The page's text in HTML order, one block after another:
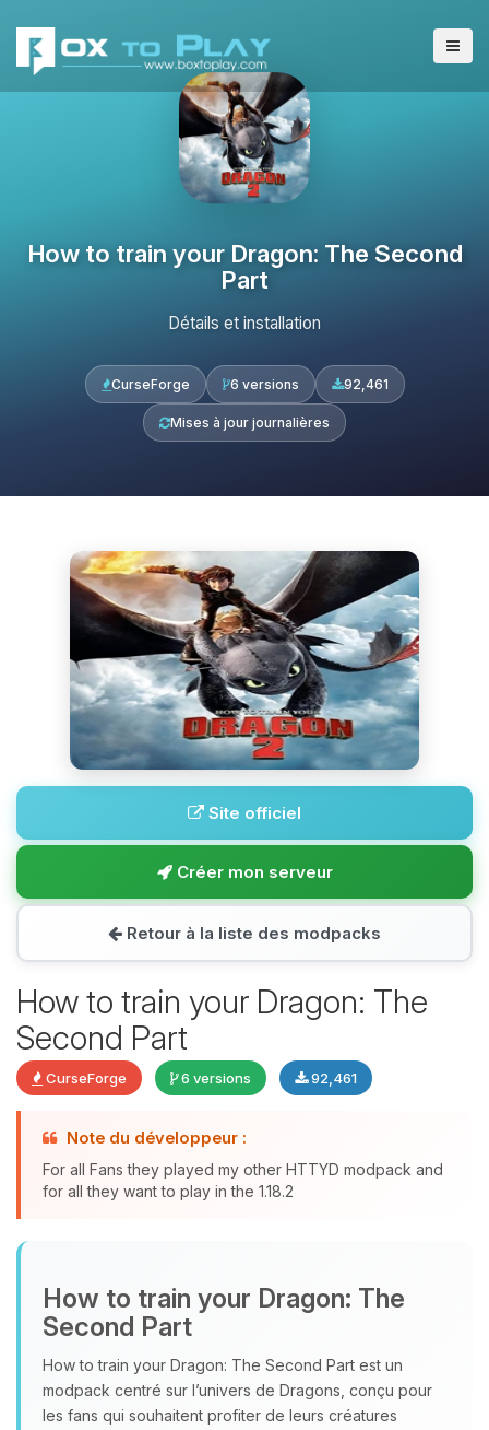
How to train your Dragon: The Second
Part
Détails et installation
CurseForge 6 versions 92,461
Mises à jour journalières
Site officiel
Créer mon serveur
Retour à la liste des modpacks
How to train your Dragon: The
Second Part
CurseForge 6 versions 92,461
Note du développeur :
For all Fans they played my other HTTYD modpack and
for all they want to play in the 1.18.2
How to train your Dragon: The
Second Part
How to train your Dragon: The Second Part est un
modpack centré sur l’univers de Dragons, conçu pour
les fans qui souhaitent profiter de leurs créatures
parler ! Moi c’est Choupy, ton petit
assistant BoxToPlay. Dis-moi ce dont
09/08/2026 à 08:08